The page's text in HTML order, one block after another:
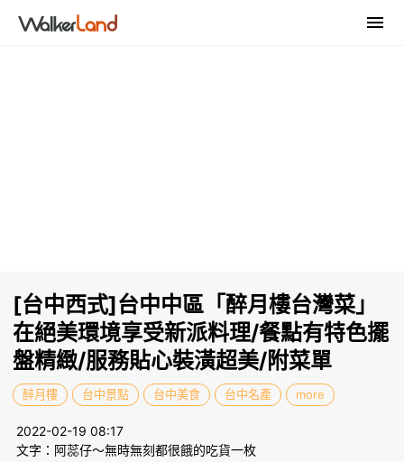
[台中西式]台中中區「醉月樓台灣菜」
在絕美環境享受新派料理/餐點有特色擺
盤精緻/服務貼心裝潢超美/附菜單
醉月樓 台中景點 台中美食 台中名產 more
2022-02-19 08:17
文字：阿蕊仔～無時無刻都很餓的吃貨一枚